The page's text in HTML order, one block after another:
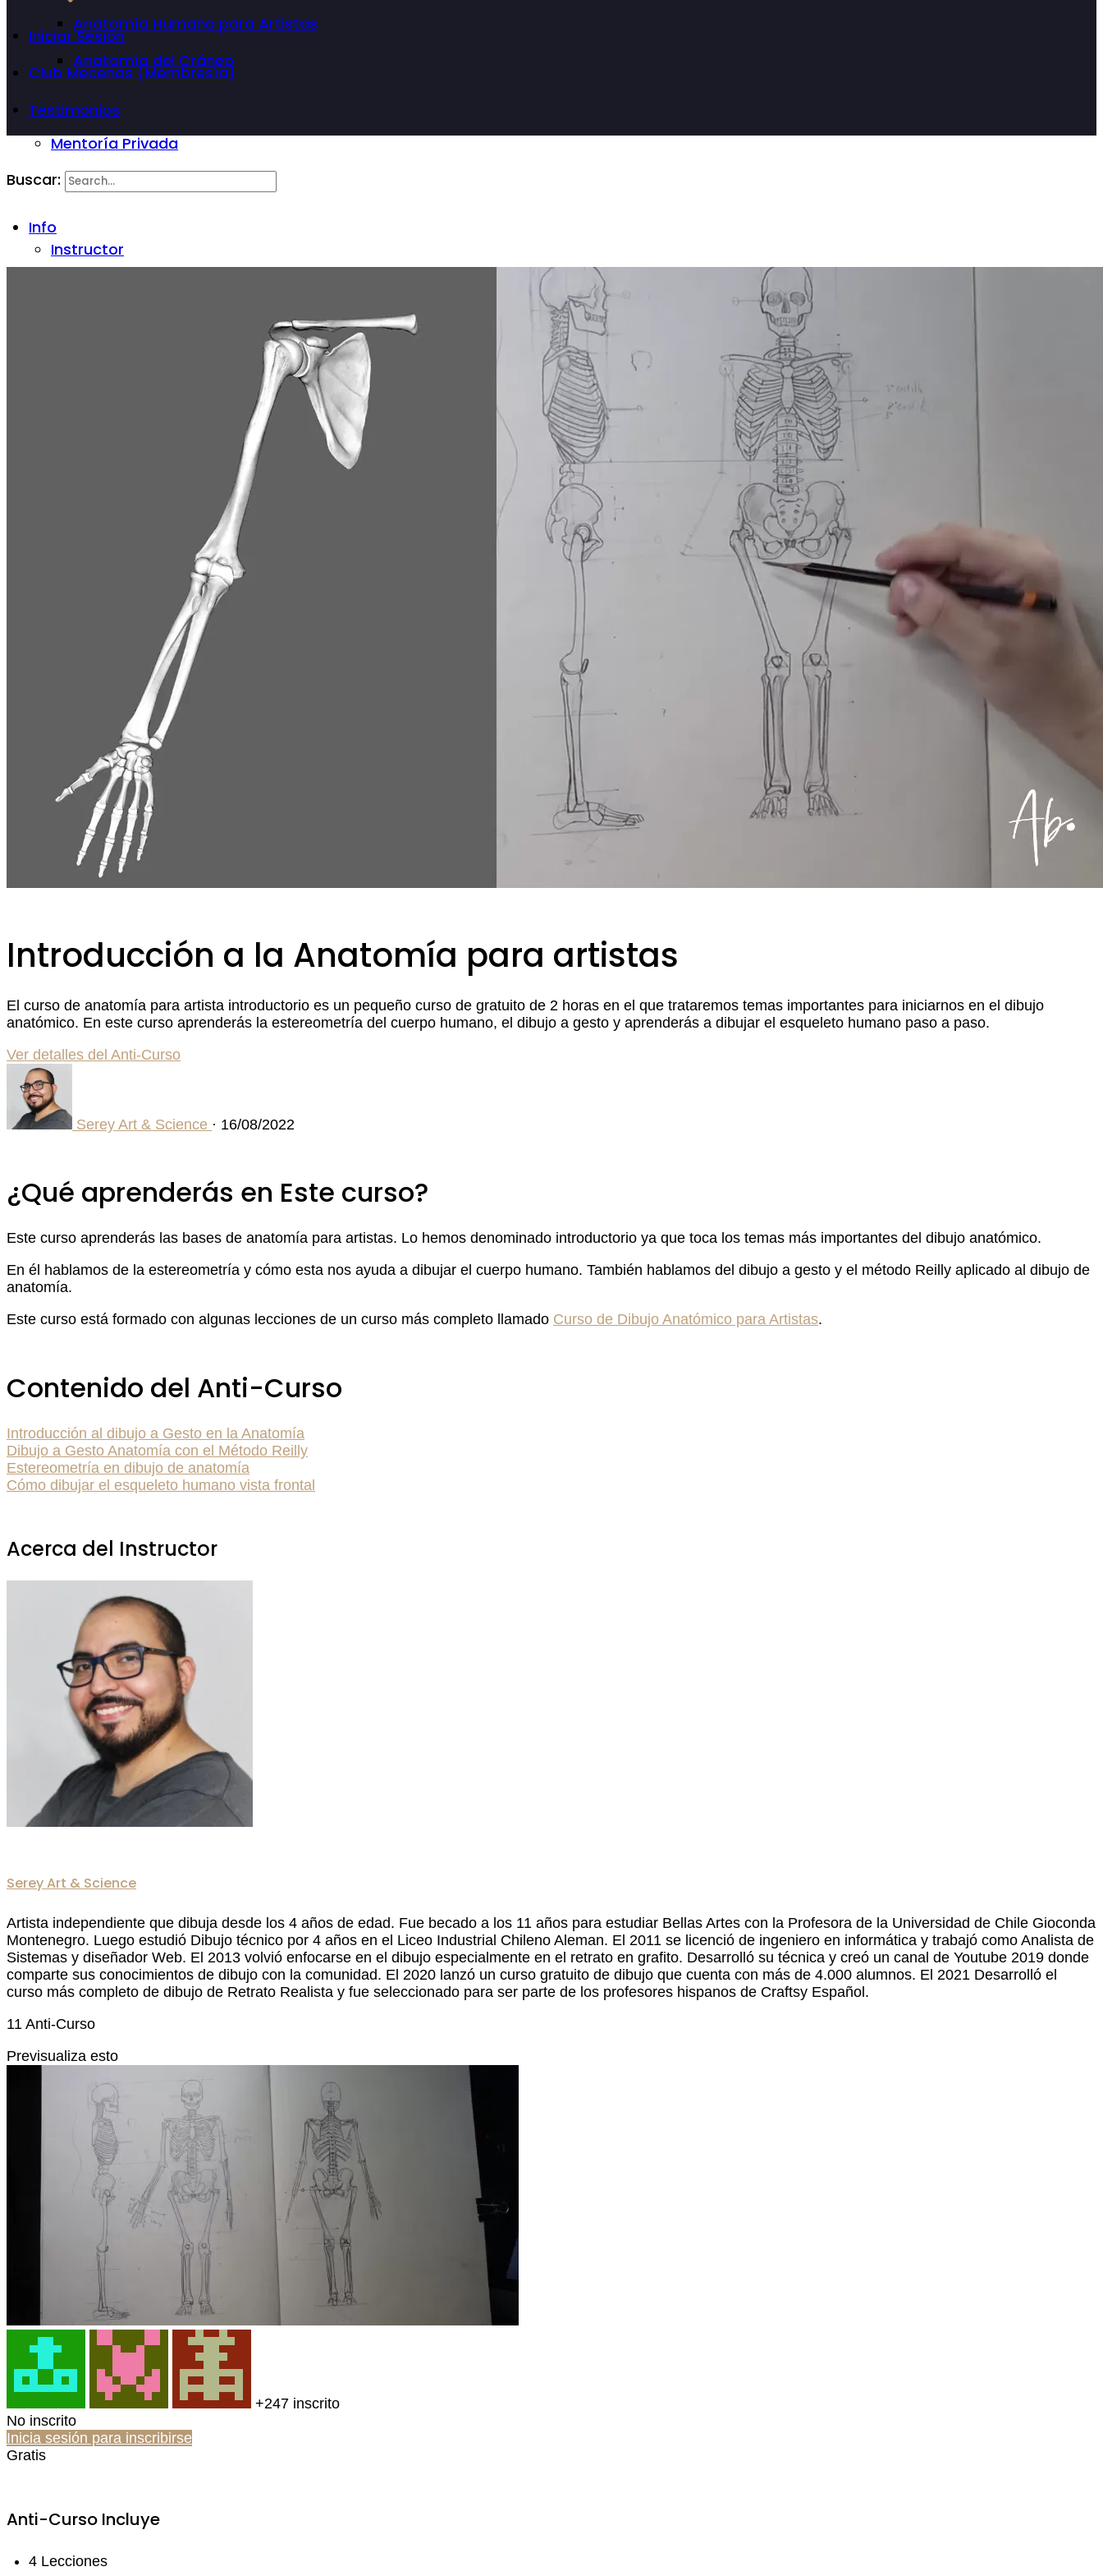
Anatomía Humana para Artistas
Anatomía del Cráneo
Mentoría Privada
Info
Instructor
Regístrarse
Iniciar Sesión
Club Mecenas (Membresía)
Testimonios
Buscar:
Introducción a la Anatomía para artistas
El curso de anatomía para artista introductorio es un pequeño curso de gratuito de 2 horas en el que trataremos temas importantes para iniciarnos en el dibujo
anatómico. En este curso aprenderás la estereometría del cuerpo humano, el dibujo a gesto y aprenderás a dibujar el esqueleto humano paso a paso.
Ver detalles del Anti-Curso
Serey Art & Science · 16/08/2022
¿Qué aprenderás en Este curso?
Este curso aprenderás las bases de anatomía para artistas. Lo hemos denominado introductorio ya que toca los temas más importantes del dibujo anatómico.
En él hablamos de la estereometría y cómo esta nos ayuda a dibujar el cuerpo humano. También hablamos del dibujo a gesto y el método Reilly aplicado al dibujo de
anatomía.
Este curso está formado con algunas lecciones de un curso más completo llamado Curso de Dibujo Anatómico para Artistas.
Contenido del Anti-Curso
Introducción al dibujo a Gesto en la Anatomía
Dibujo a Gesto Anatomía con el Método Reilly
Estereometría en dibujo de anatomía
Cómo dibujar el esqueleto humano vista frontal
Acerca del Instructor
Serey Art & Science
Artista independiente que dibuja desde los 4 años de edad. Fue becado a los 11 años para estudiar Bellas Artes con la Profesora de la Universidad de Chile Gioconda
Montenegro. Luego estudió Dibujo técnico por 4 años en el Liceo Industrial Chileno Aleman. El 2011 se licenció de ingeniero en informática y trabajó como Analista de
Sistemas y diseñador Web. El 2013 volvió enfocarse en el dibujo especialmente en el retrato en grafito. Desarrolló su técnica y creó un canal de Youtube 2019 donde
comparte sus conocimientos de dibujo con la comunidad. El 2020 lanzó un curso gratuito de dibujo que cuenta con más de 4.000 alumnos. El 2021 Desarrolló el
curso más completo de dibujo de Retrato Realista y fue seleccionado para ser parte de los profesores hispanos de Craftsy Español.
11 Anti-Curso
Previsualiza esto
+247 inscrito
No inscrito
Inicia sesión para inscribirse
Gratis
Anti-Curso Incluye
4 Lecciones